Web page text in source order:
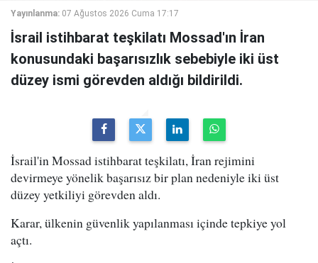
Yayınlanma: 07 Ağustos 2026 Cuma 17:17
İsrail istihbarat teşkilatı Mossad'ın İran
konusundaki başarısızlık sebebiyle iki üst
düzey ismi görevden aldığı bildirildi.
İsrail'in Mossad istihbarat teşkilatı, İran rejimini
devirmeye yönelik başarısız bir plan nedeniyle iki üst
düzey yetkiliyi görevden aldı.
Karar, ülkenin güvenlik yapılanması içinde tepkiye yol
açtı.